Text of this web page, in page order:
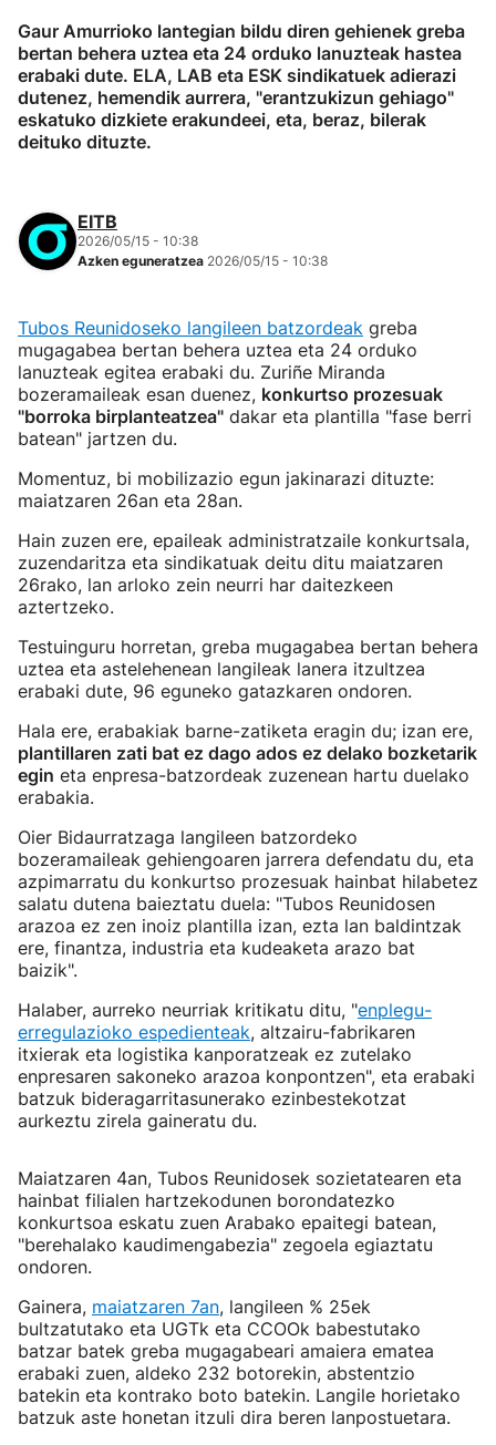
Gaur Amurrioko lantegian bildu diren gehienek greba
bertan behera uztea eta 24 orduko lanuzteak hastea
erabaki dute. ELA, LAB eta ESK sindikatuek adierazi
dutenez, hemendik aurrera, "erantzukizun gehiago"
eskatuko dizkiete erakundeei, eta, beraz, bilerak
deituko dituzte.
EITB
2026/05/15 - 10:38
Azken eguneratzea 2026/05/15 - 10:38
Tubos Reunidoseko langileen batzordeak greba
mugagabea bertan behera uztea eta 24 orduko
lanuzteak egitea erabaki du. Zuriñe Miranda
bozeramaileak esan duenez, konkurtso prozesuak
"borroka birplanteatzea" dakar eta plantilla "fase berri
batean" jartzen du.
Momentuz, bi mobilizazio egun jakinarazi dituzte:
maiatzaren 26an eta 28an.
Hain zuzen ere, epaileak administratzaile konkurtsala,
zuzendaritza eta sindikatuak deitu ditu maiatzaren
26rako, lan arloko zein neurri har daitezkeen
aztertzeko.
Testuinguru horretan, greba mugagabea bertan behera
uztea eta astelehenean langileak lanera itzultzea
erabaki dute, 96 eguneko gatazkaren ondoren.
Hala ere, erabakiak barne-zatiketa eragin du; izan ere,
plantillaren zati bat ez dago ados ez delako bozketarik
egin eta enpresa-batzordeak zuzenean hartu duelako
erabakia.
Oier Bidaurratzaga langileen batzordeko
bozeramaileak gehiengoaren jarrera defendatu du, eta
azpimarratu du konkurtso prozesuak hainbat hilabetez
salatu dutena baieztatu duela: "Tubos Reunidosen
arazoa ez zen inoiz plantilla izan, ezta lan baldintzak
ere, finantza, industria eta kudeaketa arazo bat
baizik".
Halaber, aurreko neurriak kritikatu ditu, "enplegu-
erregulazioko espedienteak, altzairu-fabrikaren
itxierak eta logistika kanporatzeak ez zutelako
enpresaren sakoneko arazoa konpontzen", eta erabaki
batzuk bideragarritasunerako ezinbestekotzat
aurkeztu zirela gaineratu du.
Maiatzaren 4an, Tubos Reunidosek sozietatearen eta
hainbat filialen hartzekodunen borondatezko
konkurtsoa eskatu zuen Arabako epaitegi batean,
"berehalako kaudimengabezia" zegoela egiaztatu
ondoren.
Gainera, maiatzaren 7an, langileen % 25ek
bultzatutako eta UGTk eta CCOOk babestutako
batzar batek greba mugagabeari amaiera ematea
erabaki zuen, aldeko 232 botorekin, abstentzio
batekin eta kontrako boto batekin. Langile horietako
batzuk aste honetan itzuli dira beren lanpostuetara.